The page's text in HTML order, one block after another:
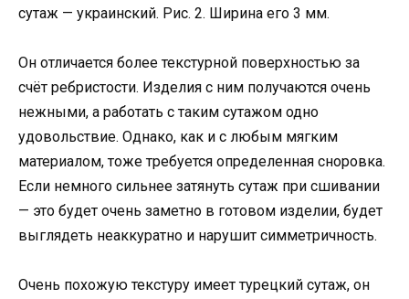
сутаж — украинский. Рис. 2. Ширина его 3 мм.
Он отличается более текстурной поверхностью за
счёт ребристости. Изделия с ним получаются очень
нежными, а работать с таким сутажом одно
удовольствие. Однако, как и с любым мягким
материалом, тоже требуется определенная сноровка.
Если немного сильнее затянуть сутаж при сшивании
— это будет очень заметно в готовом изделии, будет
выглядеть неаккуратно и нарушит симметричность.
Очень похожую текстуру имеет турецкий сутаж, он